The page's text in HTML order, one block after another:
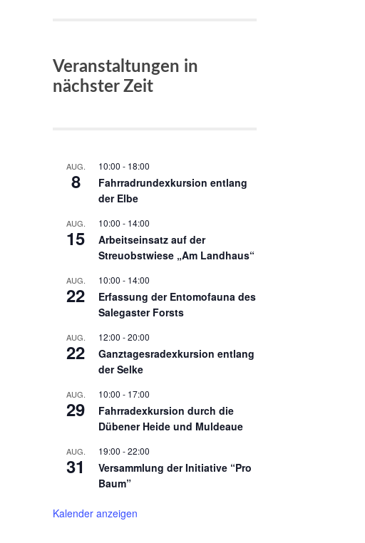
Veranstaltungen in
nächster Zeit
AUG.
8
10:00 - 18:00
Fahrradrundexkursion entlang
der Elbe
AUG.
15
10:00 - 14:00
Arbeitseinsatz auf der
Streuobstwiese „Am Landhaus“
AUG.
22
10:00 - 14:00
Erfassung der Entomofauna des
Salegaster Forsts
AUG.
22
12:00 -20:00
Ganztagesradexkursion entlang
der Selke
AUG.
29
10:00 - 17:00
Fahrradexkursion durch die
Dübener Heide und Muldeaue
AUG.
31
19:00 -22:00
Versammlung der Initiative “Pro
Baum”
Kalender anzeigen